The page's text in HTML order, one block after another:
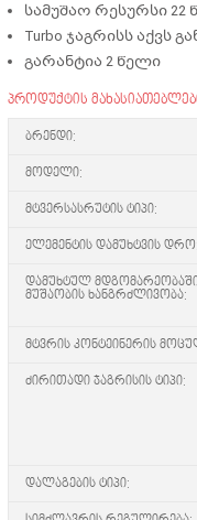
სამუშაო რესურსი 22
Turbo ჯაგრისს აქვს
გარანტია 2 წელი
პროდუქტის
ბრენდი:
მოდელი:
მტვერსასრუტის ტიპი:
ელემენტის დამუხტვის დრო:
დამუხტულ
მუშაობის ხანგრძლივობა:
მტვრის კონტეინერის
ძირითადი ჯაგრისის ტიპი:
დალაგების ტიპი: